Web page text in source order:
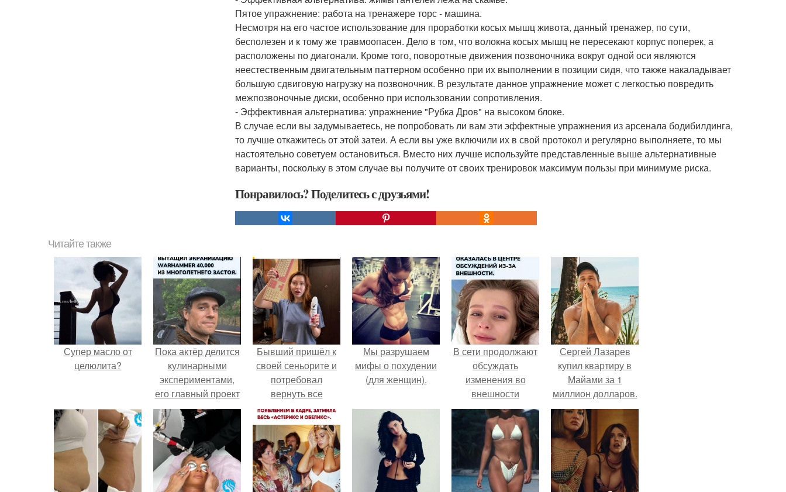
Пятое упражнение: работа на тренажере торс - машина.
Несмотря на его частое использование для проработки косых мышц живота, данный тренажер, по сути,
бесполезен и к тому же травмоопасен. Дело в том, что волокна косых мышц не пересекают корпус поперек, а
расположены по диагонали. Кроме того, поворотные движения позвоночника вокруг одной оси являются
неестественным двигательным паттерном особенно при их выполнении в позиции сидя, что также накаладывает
большую сдвиговую нагрузку на позвоночник. В результате данное упражнение может с легкостью повредить
межпозвоночные диски, особенно при использовании сопротивления.
- Эффективная альтернатива: упражнение "Рубка Дров" на высоком блоке.
В случае если вы задумываетесь, не попробовать ли вам эти эффектные упражнения из арсенала бодибилдинга,
то лучше откажитесь от этой затеи. А если вы уже включили их в свой протокол и регулярно выполняете, то мы
настоятельно советуем остановиться. Вместо них лучше используйте представленные выше альтернативные
варианты, поскольку в этом случае вы получите от своих тренировок максимум пользы при минимуме риска.
Понравилось? Поделитесь с друзьями!
Читайте также
Супер масло от
целюлита?
Пока актёр делится
кулинарными
экспериментами,
его главный проект
сделал серьёзный
шаг вперёд.
Бывший пришёл к
своей сеньорите и
потребовал
вернуть все
подарки.
Мы разрушаем
мифы о похудении
(для женщин).
В сети продолжают
обсуждать
изменения во
внешности
актрисы.
Сергей Лазарев
купил квартиру в
Майами за 1
миллион долларов.